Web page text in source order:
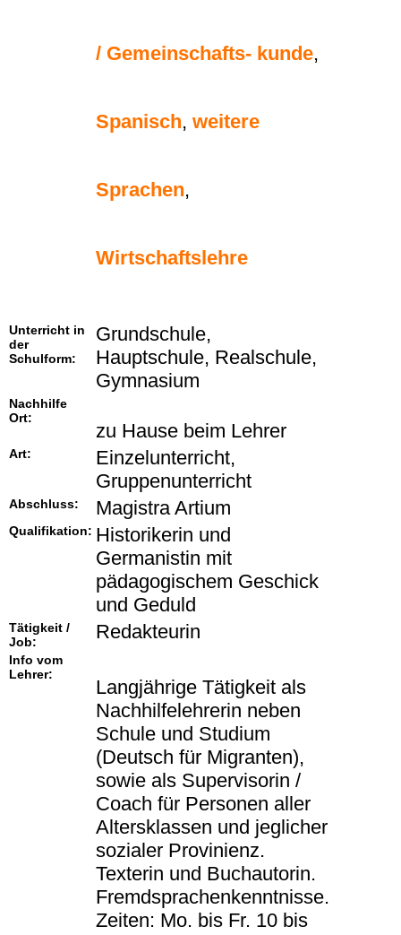
/ Gemeinschafts- kunde,
Spanisch, weitere
Sprachen,
Wirtschaftslehre
Unterricht in
der
Schulform:
Grundschule,
Hauptschule, Realschule,
Gymnasium
Nachhilfe
Ort:
zu Hause beim Lehrer
Art:
Einzelunterricht,
Gruppenunterricht
Abschluss: Magistra Artium
Qualifikation: Historikerin und
Germanistin mit
pädagogischem Geschick
und Geduld
Tätigkeit /
Job:
Redakteurin
Info vom
Lehrer:
Langjährige Tätigkeit als
Nachhilfelehrerin neben
Schule und Studium
(Deutsch für Migranten),
sowie als Supervisorin /
Coach für Personen aller
Altersklassen und jeglicher
sozialer Provinienz.
Texterin und Buchautorin.
Fremdsprachenkenntnisse.
Zeiten: Mo. bis Fr. 10 bis